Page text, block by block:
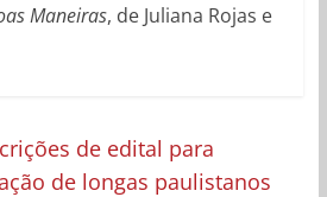
Maneiras, de Juliana Rojas e
de edital para
de longas paulistanos